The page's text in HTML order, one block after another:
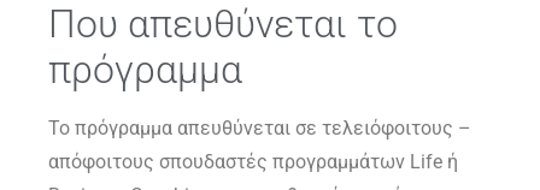
Που απευθύνεται το
πρόγραμμα
Το πρόγραμμα απευθύνεται σε τελειόφοιτους –
απόφοιτους σπουδαστές προγραμμάτων Life ή